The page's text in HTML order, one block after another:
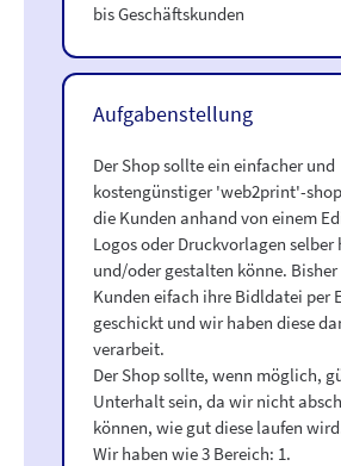
bis Geschäftskunden
Aufgabenstellung
Der Shop sollte ein einfacher und
kostengünstiger 'web2print'-
die Kunden anhand von einem
Logos oder Druckvorlagen selber
und/oder gestalten könne.
Kunden eifach ihre Bidldatei per
geschickt und wir haben diese
verarbeit.
Der Shop sollte, wenn möglich,
Unterhalt sein, da wir nicht
können, wie gut diese laufen
Wir haben wie 3 Bereich: 1.